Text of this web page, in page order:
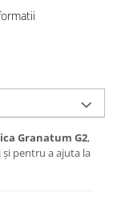
Granatum G2,
pentru a ajuta la